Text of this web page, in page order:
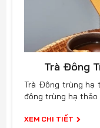
Trà Đông
Trà Đông trùng hạ thảo: - Đông trùng hạ
đông trùng hạ
XEM CHI TIẾT